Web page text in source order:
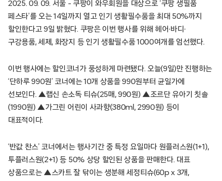
2025. 09. 09. 서울 – 쿠팡이 와우회원을 대상으로 ‘쿠팡 생필품
페스타’를 오는 14일까지 열고 인기 생활필수품을 최대 50%까지
할인한다고 9일 밝혔다. 쿠팡은 이번 행사를 위해 헤어∙바디∙
구강용품, 세제, 화장지 등 인기 생활필수품 1000여개를 엄선했다.
이번 행사에는 할인코너가 풍성하게 마련됐다. 오늘(9일)만 진행하는
‘단하루 990원’ 코너에는 10개 상품을 990원부터 균일가에
선보인다. ▲랩신 손소독 티슈(25매, 990원) ▲조르단 유아기 칫솔
(1990원) ▲가그린 어린이 사과향(380ml, 2990원) 등이
대표적이다.
‘반값 찬스’ 코너에서는 행사기간 중 특정 요일마다 원플러스원(1+1),
투플러스원(2+1) 등 50% 상당 할인된 상품을 판매한다. 대표
상품으로는 ▲스카트 잘 닦이는 생분해 세정티슈(60p x 3개,